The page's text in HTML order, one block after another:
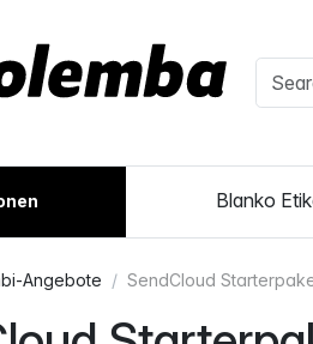
Blanko
Angebote SendCloud